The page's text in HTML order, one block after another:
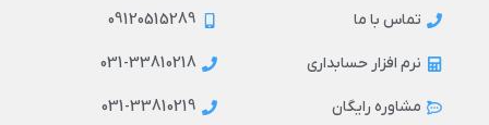
تماس با ما
نرم افزار حسابداری
مشاوره رایگان
09120515289
031-33810218
031-33810219